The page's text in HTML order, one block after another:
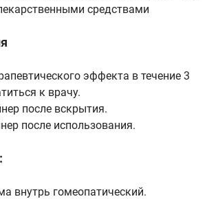
средствами
эффекта в течение 3
к врачу.
после вскрытия.
после использования.
внутрь гомеопатический.